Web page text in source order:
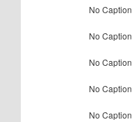
No Caption
No Caption
No Caption
No Caption
No Caption